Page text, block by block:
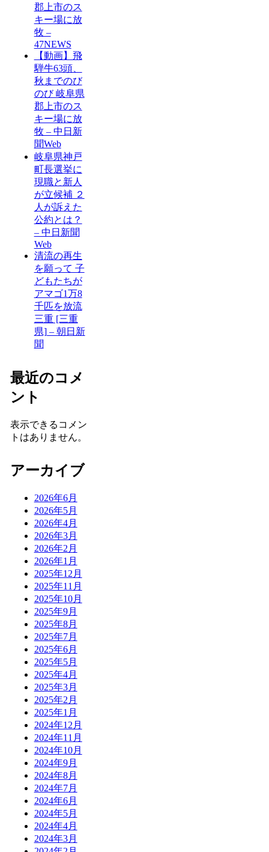
郡上市のス
キー場に放
牧 –
47NEWS
【動画】飛
騨牛63頭、
秋までのび
のび 岐阜県
郡上市のス
キー場に放
牧 – 中日新
聞Web
岐阜県神戸
町長選挙に
現職と新人
が立候補 ２
人が訴えた
公約とは？
– 中日新聞
Web
清流の再生
を願って 子
どもたちが
アマゴ1万8
千匹を放流
三重 [三重
県] – 朝日新
聞
最近のコメ
ント
表示できるコメン
トはありません。
アーカイブ
2026年6月
2026年5月
2026年4月
2026年3月
2026年2月
2026年1月
2025年12月
2025年11月
2025年10月
2025年9月
2025年8月
2025年7月
2025年6月
2025年5月
2025年4月
2025年3月
2025年2月
2025年1月
2024年12月
2024年11月
2024年10月
2024年9月
2024年8月
2024年7月
2024年6月
2024年5月
2024年4月
2024年3月